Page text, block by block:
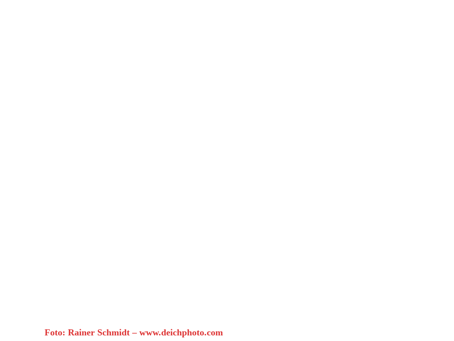
Foto: Rainer Schmidt – www.deichphoto.com